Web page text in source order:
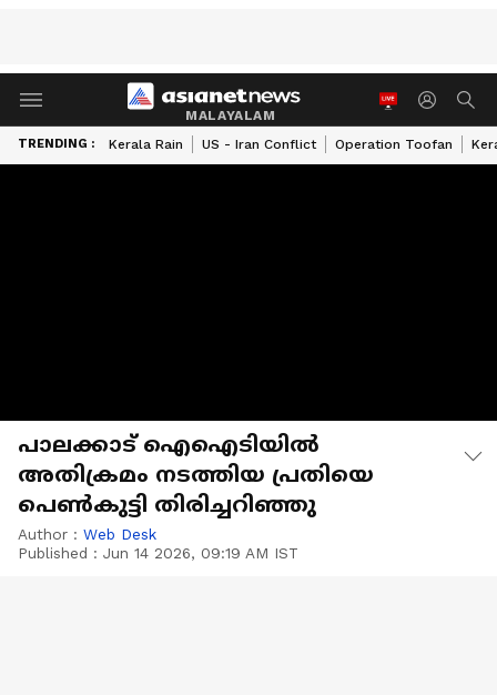
MALAYALAM
TRENDING : Kerala Rain US - Iran Conflict Operation Toofan
പാലക്കാട് ഐഐടിയില്‍
അതിക്രമം നടത്തിയ പ്രതിയെ
പെണ്‍കുട്ടി തിരിച്ചറിഞ്ഞു
Author : Web Desk
Published : Jun 14 2026, 09:19 AM IST